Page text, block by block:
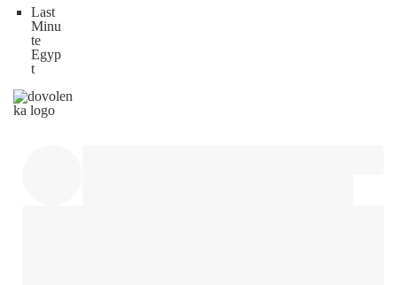
Last
Minu
te
Egyp
t